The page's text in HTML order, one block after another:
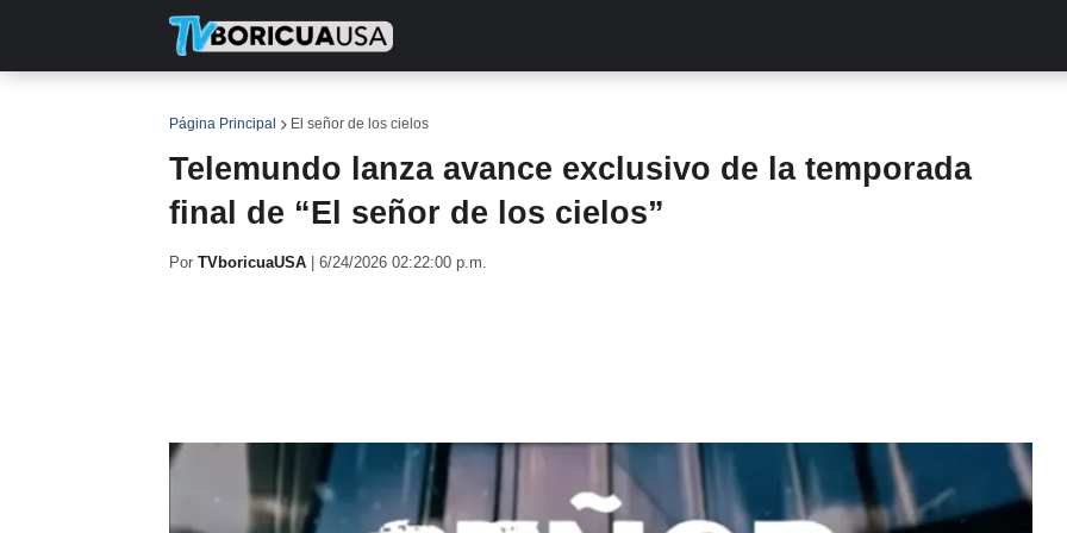
Página Principal El señor de los cielos
Telemundo lanza avance exclusivo de la temporada
final de “El señor de los cielos”
Por TVboricuaUSA 6/24/2026 02:22:00 p.m.